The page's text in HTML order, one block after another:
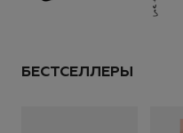
БЕСТСЕЛЛЕРЫUS
ИТОГО:
В